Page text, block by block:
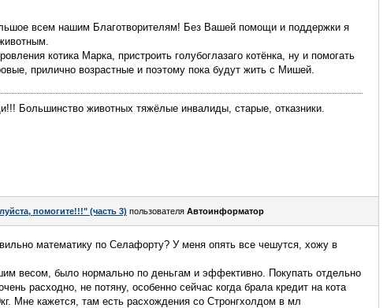
всем нашим Благотворителям! Без Вашей помощи и поддержки я
котика Марка, пристроить голубоглазаго котёнка, ну и помогать
прилично возрастные и поэтому пока будут жить с Мишей.
Большинство животных тяжёлые инвалиды, старые, отказники.
помогите!!!" (часть 3) пользователя Автоинформатор
математику по Селафорту? У меня опять все чешутся, хожу в
весом, было нормально по деньгам и эффективно. Покупать отдельно
расходно, не потяну, особенно сейчас когда брала кредит на кота
Мне кажется, там есть расхождения со Стронгхолдом в мл